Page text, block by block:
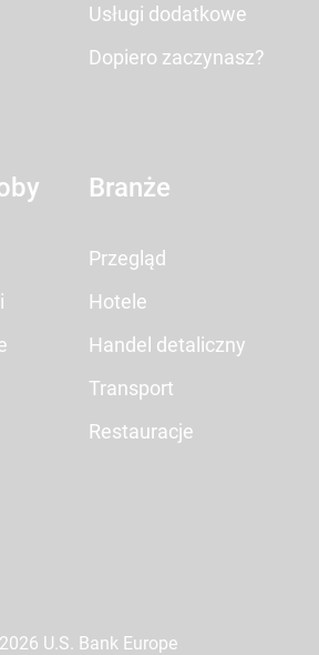
Usługi dodatkowe
Dopiero zaczynasz?
Branże
Przegląd
Hotele
Handel detaliczny
Transport
Restauracje
U.S. Bank Europe